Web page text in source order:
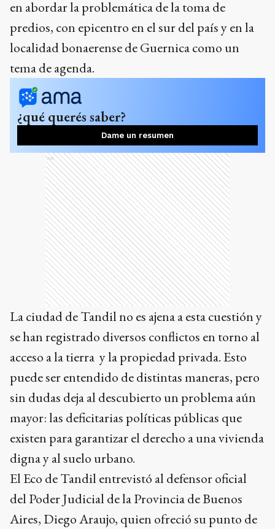
en abordar la problemática de la toma de
predios, con epicentro en el sur del país y en la
localidad bonaerense de Guernica como un
tema de agenda.
¿qué querés saber?
Dame un resumen
Ads
La ciudad de Tandil no es ajena a esta cuestión y
se han registrado diversos conflictos en torno al
acceso a la tierra y la propiedad privada. Esto
puede ser entendido de distintas maneras, pero
sin dudas deja al descubierto un problema aún
mayor: las deficitarias políticas públicas que
existen para garantizar el derecho a una vivienda
digna y al suelo urbano.
El Eco de Tandil entrevistó al defensor oficial
del Poder Judicial de la Provincia de Buenos
Aires, Diego Araujo, quien ofreció su punto de